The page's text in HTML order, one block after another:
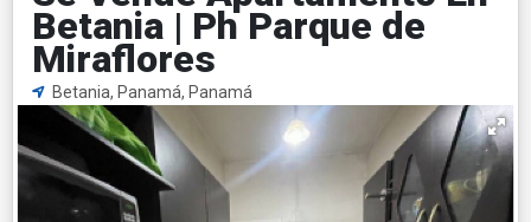
Betania | Ph Parque de
Miraflores
Betania, Panamá, Panamá